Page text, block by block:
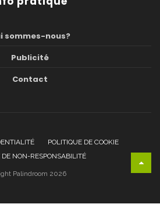
sommes-nous?
Publicité
Contact
POLITIQUE DE COOKIE
NON-RESPONSABILITÉ
Palindroom 2026